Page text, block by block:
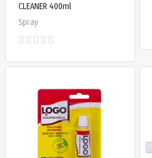
CLEANER 400ml
Spray